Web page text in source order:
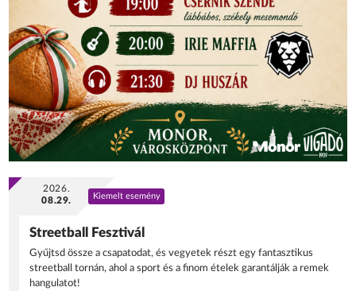
2026.
08.29.
Kiemelt esemény
Streetball Fesztivál
Gyűjtsd össze a csapatodat, és vegyetek részt egy fantasztikus
streetball tornán, ahol a sport és a finom ételek garantálják a remek
hangulatot!